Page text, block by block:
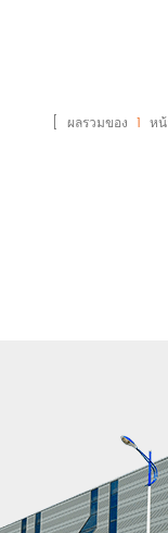
[ ผลรวมของ 1 ห